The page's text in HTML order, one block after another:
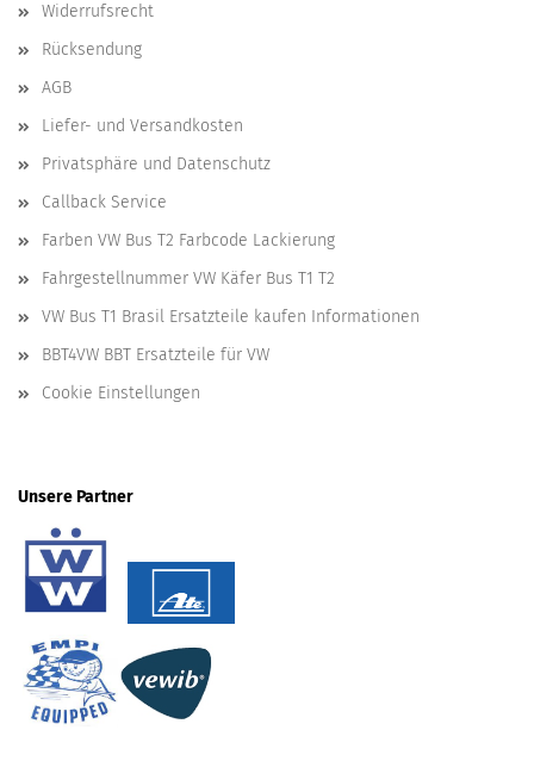
Widerrufsrecht
Rücksendung
AGB
Liefer- und Versandkosten
Privatsphäre und Datenschutz
Callback Service
Farben VW Bus T2 Farbcode Lackierung
Fahrgestellnummer VW Käfer Bus T1 T2
VW Bus T1 Brasil Ersatzteile kaufen Informationen
BBT4VW BBT Ersatzteile für VW
Cookie Einstellungen
Unsere Partner